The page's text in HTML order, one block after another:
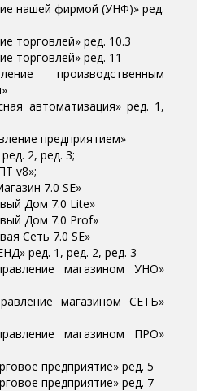
нашей фирмой (УНФ)» ред.
торговлей» ред. 10.3
торговлей» ред. 11
производственным
автоматизация» ред. 1,
предприятием»
2, ред. 3;
v8»;
7.0 SE»
Дом 7.0 Lite»
Дом 7.0 Prof»
Сеть 7.0 SE»
ред. 1, ред. 2, ред. 3
магазином УНО»
магазином СЕТЬ»
магазином ПРО»
предприятие» ред. 5
предприятие» ред. 7